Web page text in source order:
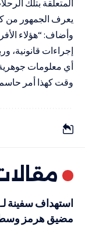
يعرف الجمهور من كان
وأضاف: “هؤلاء
إجراءات قانونية،
أي معلومات
وقت كهذا أمر
استهداف سفينة
مضيق هرمز وسط